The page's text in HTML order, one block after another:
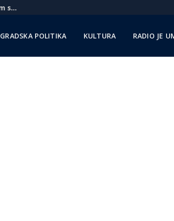
Aerodrom u Nišu: Pratimo situaciju sa Rajanerom, problem sa gorivom zbog sankcija NIS-u
GRADSKA POLITIKA KULTURA RADIO JE